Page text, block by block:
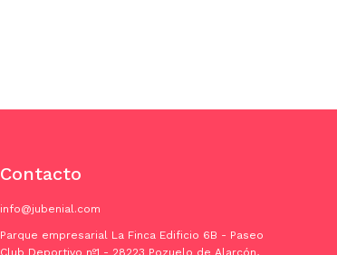
Contacto
info@jubenial.com
Parque empresarial La Finca Edificio 6B - Paseo
Club Deportivo nº1 - 28223 Pozuelo de Alarcón,